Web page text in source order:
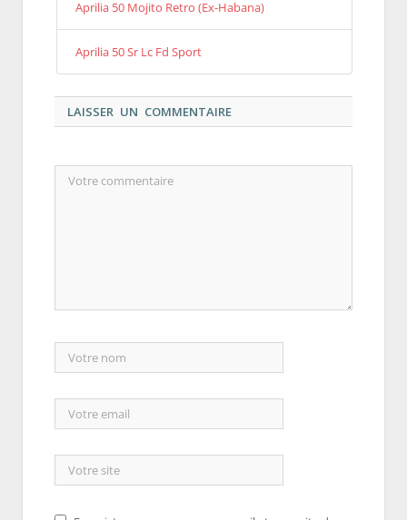
Aprilia 50 Mojito Retro (Ex-Habana)
Aprilia 50 Sr Lc Fd Sport
LAISSER UN COMMENTAIRE